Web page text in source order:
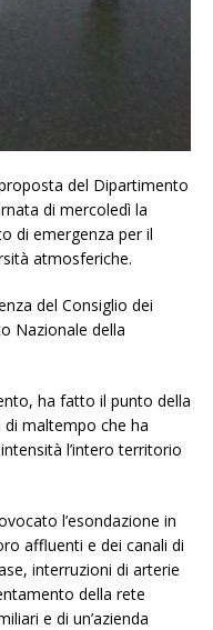
del Dipartimento
di mercoledì la
di emergenza per il
atmosferiche.
del Consiglio dei
Nazionale della
ha fatto il punto della
di maltempo che ha
l’intero territorio
l’esondazione in
affluenti e dei canali di
interruzioni di arterie
della rete
e di un’azienda